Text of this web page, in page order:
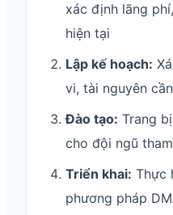
xác định lãng
hiện tại
Lập kế hoạch:
vi, tài nguyên
Đào tạo: Trang
cho đội ngũ
Triển khai: Thực
phương pháp